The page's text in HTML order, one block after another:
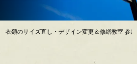
類のサイズ直し・デザイン変更＆修繕教室 参